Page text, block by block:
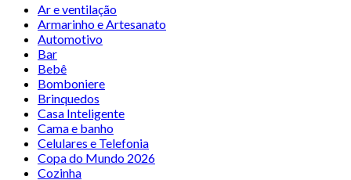
Ar e ventilação
Armarinho e Artesanato
Automotivo
Bar
Bebê
Bomboniere
Brinquedos
Casa Inteligente
Cama e banho
Celulares e Telefonia
Copa do Mundo 2026
Cozinha